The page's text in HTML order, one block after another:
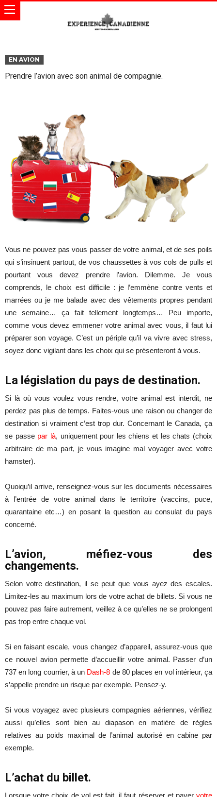
EN AVION
Prendre l’avion avec son animal de compagnie.
Vous ne pouvez pas vous passer de votre animal, et de ses poils
qui s’insinuent partout, de vos chaussettes à vos cols de pulls et
pourtant vous devez prendre l’avion. Dilemme. Je vous
comprends, le choix est difficile : je l’emmène contre vents et
marrées ou je me balade avec des vêtements propres pendant
une semaine… ça fait tellement longtemps… Peu importe,
comme vous devez emmener votre animal avec vous, il faut lui
préparer son voyage. C’est un périple qu’il va vivre avec stress,
soyez donc vigilant dans les choix qui se présenteront à vous.
La législation du pays de destination.
Si là où vous voulez vous rendre, votre animal est interdit, ne
perdez pas plus de temps. Faites-vous une raison ou changer de
destination si vraiment c’est trop dur. Concernant le Canada, ça
se passe par là, uniquement pour les chiens et les chats (choix
arbitraire de ma part, je vous imagine mal voyager avec votre
hamster).
Quoiqu’il arrive, renseignez-vous sur les documents nécessaires
à l’entrée de votre animal dans le territoire (vaccins, puce,
quarantaine etc…) en posant la question au consulat du pays
concerné.
L’avion, méfiez-vous des
changements.
Selon votre destination, il se peut que vous ayez des escales.
Limitez-les au maximum lors de votre achat de billets. Si vous ne
pouvez pas faire autrement, veillez à ce qu’elles ne se prolongent
pas trop entre chaque vol.
Si en faisant escale, vous changez d’appareil, assurez-vous que
ce nouvel avion permette d’accueillir votre animal. Passer d’un
737 en long courrier, à un Dash-8 de 80 places en vol intérieur, ça
s’appelle prendre un risque par exemple. Pensez-y.
Si vous voyagez avec plusieurs compagnies aériennes, vérifiez
aussi qu’elles sont bien au diapason en matière de règles
relatives au poids maximal de l’animal autorisé en cabine par
exemple.
L’achat du billet.